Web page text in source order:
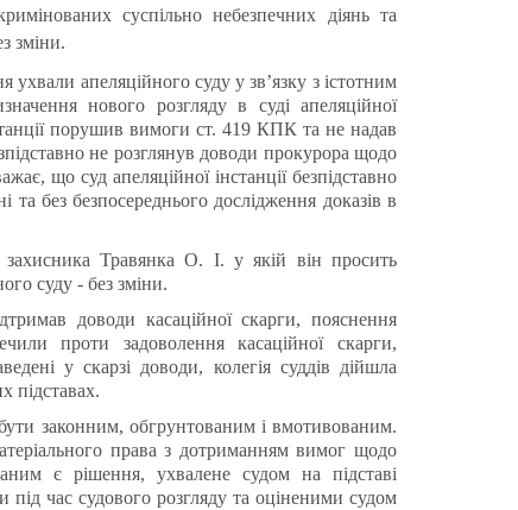
суспільно небезпечних діянь та
зміни.
апеляційного суду у зв’язку з істотним
нового розгляду в суді апеляційної
порушив вимоги ст. 419 КПК та не надав
не розглянув доводи прокурора щодо
що суд апеляційної інстанції безпідставно
без безпосереднього дослідження доказів в
ТравянкаО. І. у якій він просить
суду - без зміни.
доводи касаційної скарги, пояснення
проти задоволення касаційної скарги,
у скарзі доводи, колегія суддів дійшла
підставах.
законним, обгрунтованим і вмотивованим.
права з дотриманням вимог щодо
є рішення, ухвалене судом на підставі
під час судового розгляду та оціненими судом